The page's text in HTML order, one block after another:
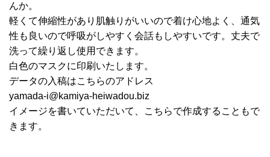
んか。
軽くて伸縮性があり肌触りがいいので着け心地よく、通気
性も良いので呼吸がしやすく会話もしやすいです。丈夫で
洗って繰り返し使用できます。
白色のマスクに印刷いたします。
データの入稿はこちらのアドレス
yamada-i@kamiya-heiwadou.biz
イメージを書いていただいて、こちらで作成することもで
きます。